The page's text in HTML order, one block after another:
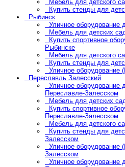
Мебель для детского
Купить стенды для
Рыбинск
Уличное оборудование
Мебель для детских
Купить спортивное
Рыбинске
Мебель для детского
Купить стенды для
Уличное
Переславль Залесский
Уличное оборудование
Переславле-Залесском
Мебель для детских
Купить спортивное
Переславле-Залесском
Мебель для детского
Купить стенды для
Залесском
Уличное
Залесском
Уличное оборудование